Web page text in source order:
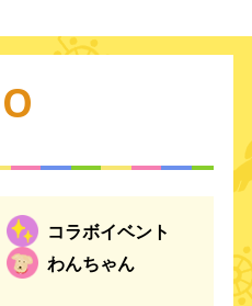
O
コラボイベント
わんちゃん